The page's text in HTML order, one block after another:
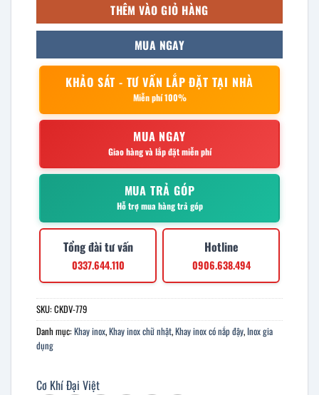
THÊM VÀO GIỎ HÀNG
MUA NGAY
KHẢO SÁT - TƯ VẤN LẮP ĐẶT TẠI NHÀ
Miễn phí 100%
MUA NGAY
Giao hàng và lắp đặt miễn phí
MUA TRẢ GÓP
Hỗ trợ mua hàng trả góp
Tổng đài tư vấn
0337.644.110
Hotline
0906.638.494
SKU:CKDV-779
Danh mục:Khay inox,Khay inox chữ nhật,Khay inox có nắp đậy, Inox gia
dụng
Cơ Khí Đại Việt